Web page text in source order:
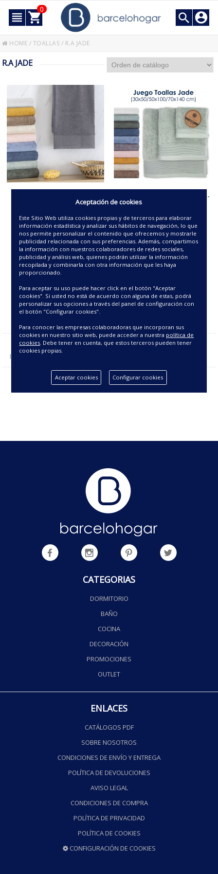
0
HOME / TOALLAS / R.A JADE
R.A JADE
12.13€
JUEGO 3 TOALLAS R.A. -JADE-
(BIDE,LAV,BAÑO)
32.13€
Mostrando 1 - 2 de 2 producto(s).
CATEGORIAS
DORMITORIO
BAÑO
COCINA
DECORACIÓN
PROMOCIONES
OUTLET
ENLACES
CATÁLOGOS PDF
SOBRE NOSOTROS
CONDICIONES DE ENVÍO Y ENTREGA
POLÍTICA DE DEVOLUCIONES
AVISO LEGAL
CONDICIONES DE COMPRA
POLÍTICA DE PRIVACIDAD
POLÍTICA DE COOKIES
CONFIGURACIÓN DE COOKIES
Aceptación de cookies
Este Sitio Web utiliza cookies propias y de terceros para elaborar
información estadística y analizar sus hábitos de navegación, lo que
nos permite personalizar el contenido que ofrecemos y mostrarle
publicidad relacionada con sus preferencias. Además, compartimos
la información con nuestros colaboradores de redes sociales,
publicidad y análisis web, quienes podrán utilizar la información
recopilada y combinarla con otra información que les haya
proporcionado.
Para aceptar su uso puede hacer click en el botón "Aceptar
cookies". Si usted no está de acuerdo con alguna de estas, podrá
personalizar sus opciones a través del panel de configuración con
el botón "Configurar cookies".
Para conocer las empresas colaboradoras que incorporan sus
cookies en nuestro sitio web, puede acceder a nuestra política de
cookies. Debe tener en cuenta, que estos terceros pueden tener
cookies propias.
Aceptar cookies Configurar cookies